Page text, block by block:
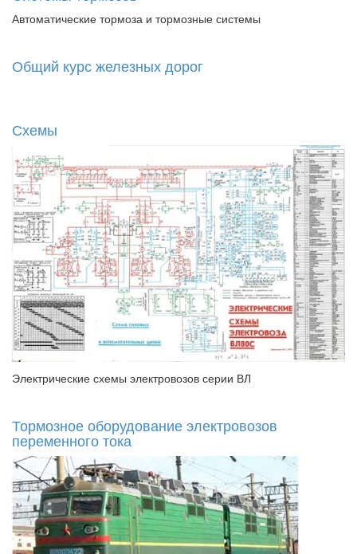
Автоматические тормоза и тормозные системы
Общий курс железных дорог
Схемы
Электрические схемы электровозов серии ВЛ
Тормозное оборудование электровозов
переменного тока